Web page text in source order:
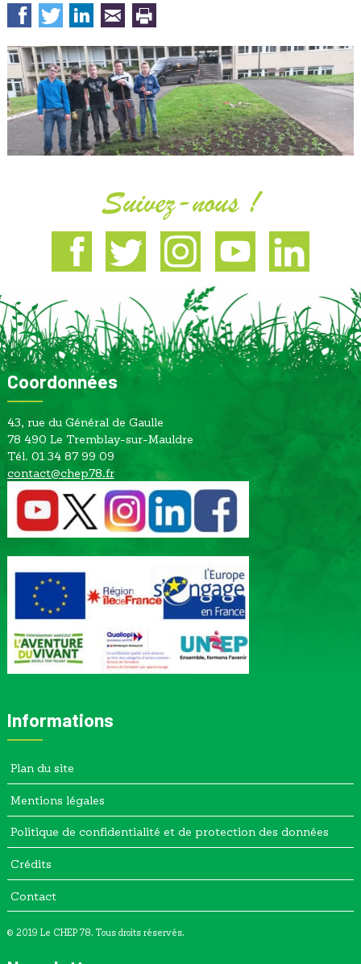
sur les réseaux sociaux
Suivez-nous !
Coordonnées
43, rue du Général de Gaulle
78 490 Le Tremblay-sur-Mauldre
Tél. 01 34 87 99 09
contact@chep78.fr
Informations
Plan du site
Mentions légales
Politique de confidentialité et de protection des données
Crédits
Contact
© 2019 Le CHEP 78. Tous droits réservés.